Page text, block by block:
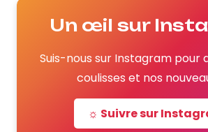
Un œil sur
Suis-nous sur Instagram pour
coulisses et nos
☼ Suivre sur